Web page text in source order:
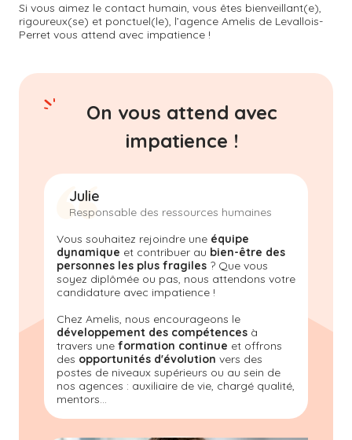
Si vous aimez le contact humain, vous êtes bienveillant(e),
rigoureux(se) et ponctuel(le), l’agence Amelis de Levallois-
Perret vous attend avec impatience !
On vous attend avec
impatience !
Julie
Responsable des ressources humaines
Vous souhaitez rejoindre une équipe
dynamique et contribuer au bien-être des
personnes les plus fragiles ? Que vous
soyez diplômée ou pas, nous attendons votre
candidature avec impatience !
Chez Amelis, nous encourageons le
développement des compétences à
travers une formation continue et offrons
des opportunités d'évolution vers des
postes de niveaux supérieurs ou au sein de
nos agences : auxiliaire de vie, chargé qualité,
mentors...